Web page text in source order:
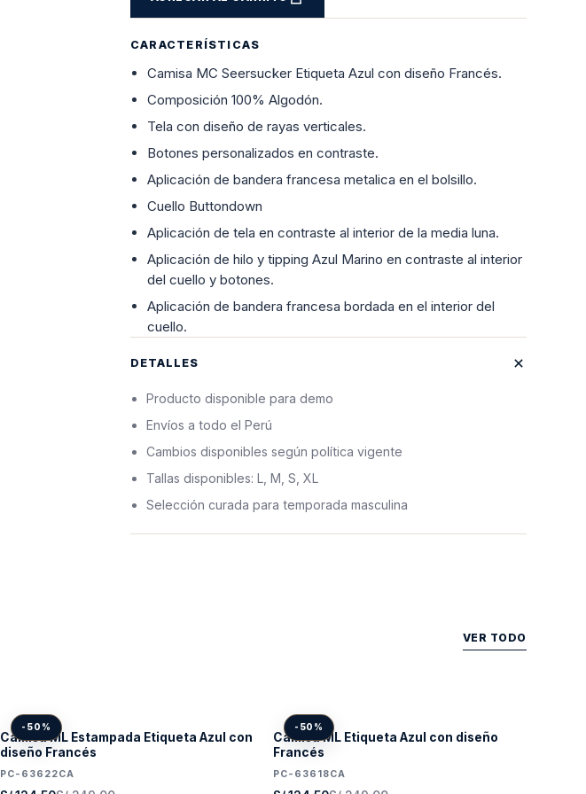
CARACTERÍSTICAS
Camisa MC Seersucker Etiqueta Azul con diseño Francés.
Composición 100% Algodón.
Tela con diseño de rayas verticales.
Botones personalizados en contraste.
Aplicación de bandera francesa metalica en el bolsillo.
Cuello Buttondown
Aplicación de tela en contraste al interior de la media luna.
Aplicación de hilo y tipping Azul Marino en contraste al interior
del cuello y botones.
Aplicación de bandera francesa bordada en el interior del
cuello.
DETALLES
Producto disponible para demo
Envíos a todo el Perú
Cambios disponibles según política vigente
Tallas disponibles: L, M, S, XL
Selección curada para temporada masculina
VER TODO
-50%
Camisa ML Estampada Etiqueta Azul con
diseño Francés
PC-63622CA
-50%
Camisa ML Etiqueta Azul con diseño
Francés
PC-63618CA